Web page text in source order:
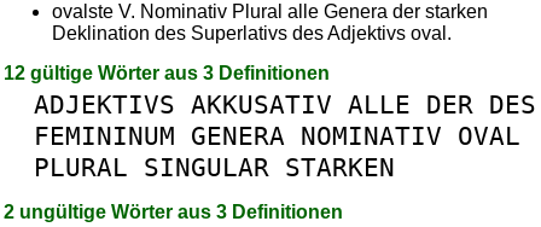
ovalste V. Nominativ Plural alle Genera der starken
Deklination des Superlativs des Adjektivs oval.
12 gültige Wörter aus 3 Definitionen
ADJEKTIVS AKKUSATIV ALLE DER DES
FEMININUM GENERA NOMINATIV OVAL
PLURAL SINGULAR STARKEN
2 ungültige Wörter aus 3 Definitionen